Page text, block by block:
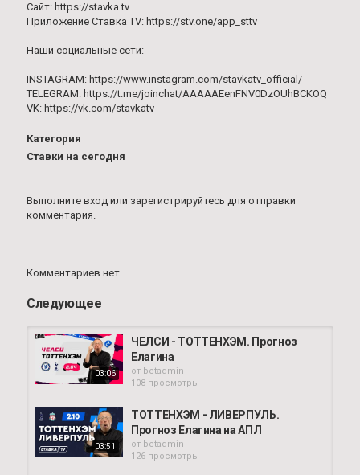
Сайт: https://stavka.tv
Приложение Ставка TV: https://stv.one/app_sttv
Наши социальные сети:
INSTAGRAM: https://www.instagram.com/stavkatv_official/
TELEGRAM: https://t.me/joinchat/AAAAAEenFNV0DzOUhBCKOQ
VK: https://vk.com/stavkatv
Категория
Ставки на сегодня
Выполните вход или зарегистрируйтесь для отправки
комментария.
Комментариев нет.
Следующее
03:06
ЧЕЛСИ - ТОТТЕНХЭМ. Прогноз
Елагина
от betadmin
108 просмотры
03:51
ТОТТЕНХЭМ - ЛИВЕРПУЛЬ.
Прогноз Елагина на АПЛ
от betadmin
126 просмотры